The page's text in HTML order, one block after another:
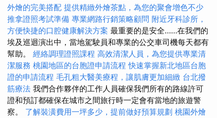
外燴的完美搭配 提供精緻外燴茶點，為您的聚會增色不少
推拿證照考試準備 專業網路行銷策略顧問 附近牙科診所，
方便快捷的口腔健康解決方案 最重要的是安全……在我們的
埃及巡迴演出中，當地駕駛員和專業的公交車司機每天都有
幫助。 經絡調理證照課程 高效清潔人員，為您提供專業清
潔服務 桃園地區的台胞證申請流程 快速掌握新北地區台胞
證的申請流程 毛孔粗大醫美療程，讓肌膚更加細緻 台北撥
筋療法 我們合作夥伴的工作人員確保我們所有的路線許可
證和預訂都確保在城市之間旅行時一定會有當地的旅遊警
察。 了解裝潢費用一坪多少，提前做好預算規劃 桃園外燴